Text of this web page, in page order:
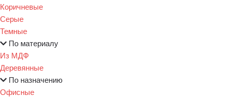
Коричневые
Серые
Темные
По материалу
Из МДФ
Деревянные
По назначению
Офисные